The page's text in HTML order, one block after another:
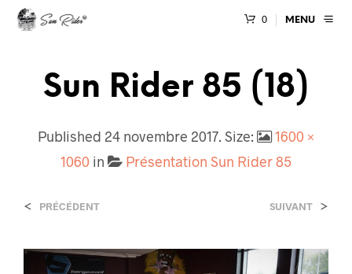
0 MENU
Sun Rider 85 (18)
Published 24 novembre 2017. Size:
1600 ×
1060 in Présentation Sun Rider 85
< PRÉCÉDENT SUIVANT >